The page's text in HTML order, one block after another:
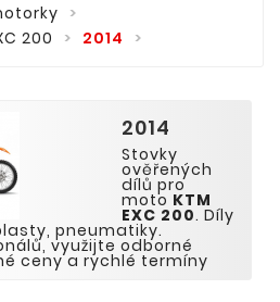
200 2014
2014
Stovky
ověřených
dílů pro
moto KTM
EXC 200. Díly
pneumatiky.
využijte odborné
ceny a rychlé termíny